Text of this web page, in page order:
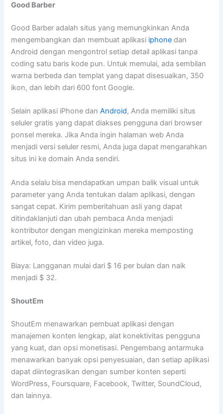
Good Barber
Good Barber adalah situs yang memungkinkan Anda
mengembangkan dan membuat aplikasi iphone dan
Android dengan mengontrol setiap detail aplikasi tanpa
coding satu baris kode pun. Untuk memulai, ada sembilan
warna berbeda dan templat yang dapat disesuaikan, 350
ikon, dan lebih dari 600 font Google.
Selain aplikasi iPhone danAndroid, Anda memiliki situs
seluler gratis yang dapat diakses pengguna dari browser
ponsel mereka. Jika Anda ingin halaman web Anda
menjadi versi seluler resmi, Anda juga dapat mengarahkan
situs ini ke domain Anda sendiri.
Anda selalu bisa mendapatkan umpan balik visual untuk
parameter yang Anda tentukan dalam aplikasi, dengan
sangat cepat. Kirim pemberitahuan asli yang dapat
ditindaklanjuti dan ubah pembaca Anda menjadi
kontributor dengan mengizinkan mereka memposting
artikel, foto, dan video juga.
Biaya: Langganan mulai dari $ 16 per bulan dan naik
menjadi $ 32.
ShoutEm
ShoutEm menawarkan pembuat aplikasi dengan
manajemen konten lengkap, alat konektivitas pengguna
yang kuat, dan opsi monetisasi. Pengembang antarmuka
menawarkan banyak opsi penyesuaian, dan setiap aplikasi
dapat diintegrasikan dengan sumber konten seperti
WordPress, Foursquare, Facebook, Twitter, SoundCloud,
dan lainnya.